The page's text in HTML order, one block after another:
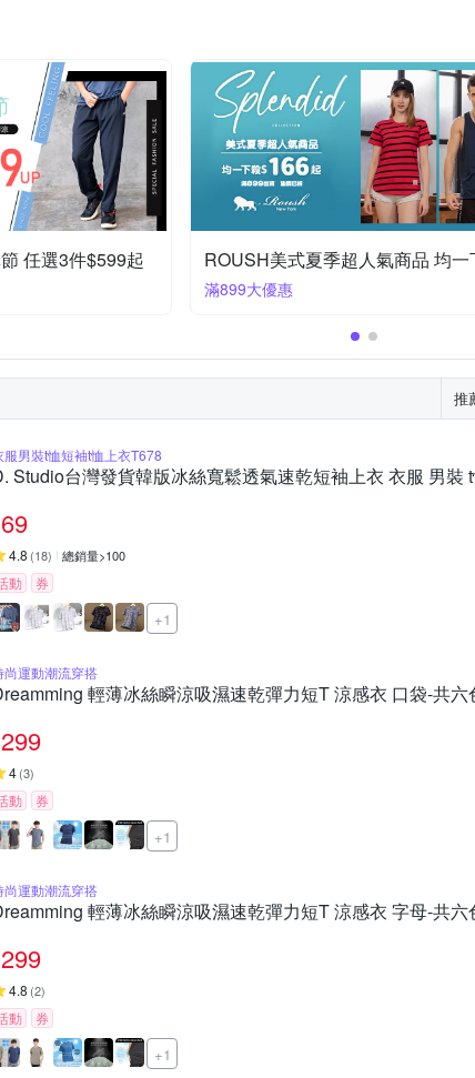
2件折188
滿1件享65折
推
服男裝t恤短袖t恤上衣T678
Studio台灣發貨韓版冰絲寬鬆透氣速乾短袖上衣 衣服 男裝
69
4.8 (18) 總銷量>100
動 券
+1
尚運動潮流穿搭
輕薄冰絲瞬涼吸濕速乾彈力短T 涼感衣 口袋-共六
299
4(3)
動 券
+1
尚運動潮流穿搭
輕薄冰絲瞬涼吸濕速乾彈力短T 涼感衣 字母-共六
299
4.8 (2)
動 券
+1